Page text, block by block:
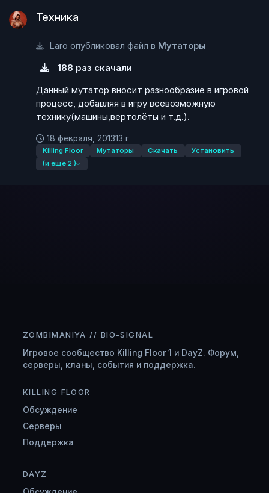
Техника
Laro опубликовал файл в Мутаторы
188 раз скачали
Данный мутатор вносит разнообразие в игровой
процесс, добавляя в игру всевозможную
технику(машины,вертолёты и т.д.).
18 февраля, 201313 г
Killing Floor Мутаторы Скачать
Установить
(и ещё 2 )
ZOMBIMANIYA // BIO-SIGNAL
Игровое сообщество Killing Floor 1 и DayZ. Форум,
серверы, кланы, события и поддержка.
KILLING FLOOR
Обсуждение
Серверы
Поддержка
DAYZ